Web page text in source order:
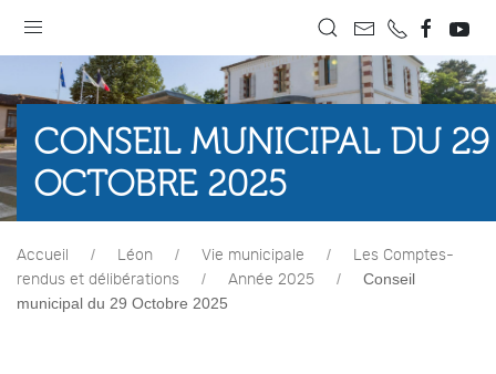
CONSEIL MUNICIPAL DU 29
OCTOBRE 2025
Accueil Léon Vie municipale
Les Comptes-
rendus et délibérations
Année 2025
Conseil
municipal du 29 Octobre 2025